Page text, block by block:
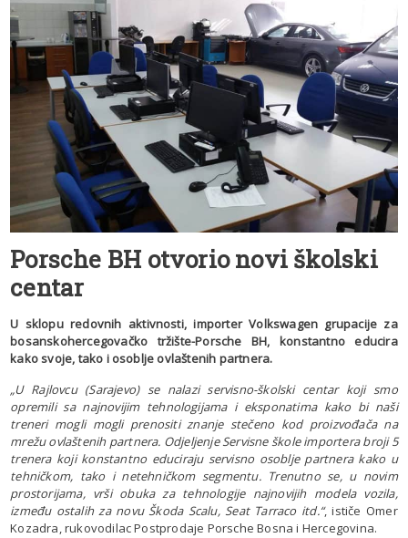
Porsche BH otvorio novi školski
centar
U sklopu redovnih aktivnosti, importer Volkswagen grupacije za
bosanskohercegovačko tržište-Porsche BH, konstantno educira
kako svoje, tako i osoblje ovlaštenih partnera.
„U Rajlovcu (Sarajevo) se nalazi servisno-školski centar koji smo
opremili sa najnovijim tehnologijama i eksponatima kako bi naši
treneri mogli mogli prenositi znanje stečeno kod proizvođača na
mrežu ovlaštenih partnera. Odjeljenje Servisne škole importera broji 5
trenera koji konstantno educiraju servisno osoblje partnera kako u
tehničkom, tako i netehničkom segmentu. Trenutno se, u novim
prostorijama, vrši obuka za tehnologije najnovijih modela vozila,
između ostalih za novu Škoda Scalu, Seat Tarraco itd.“, ističe Omer
Kozadra, rukovodilac Postprodaje Porsche Bosna i Hercegovina.